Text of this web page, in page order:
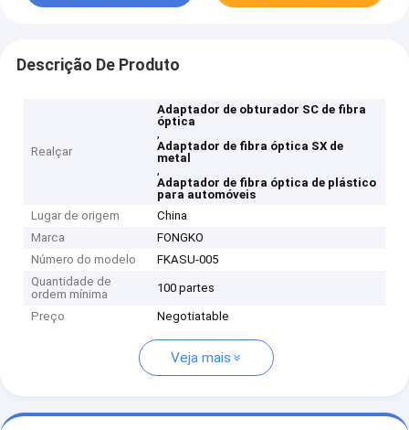
Descrição De Produto
Realçar
Adaptador de obturador SC de fibra
óptica
,
Adaptador de fibra óptica SX de
metal
,
Adaptador de fibra óptica de plástico
para automóveis
Lugar de origem
China
Marca
FONGKO
Número do modelo
FKASU-005
Quantidade de
ordem mínima
100 partes
Preço Negotiatable
Veja mais